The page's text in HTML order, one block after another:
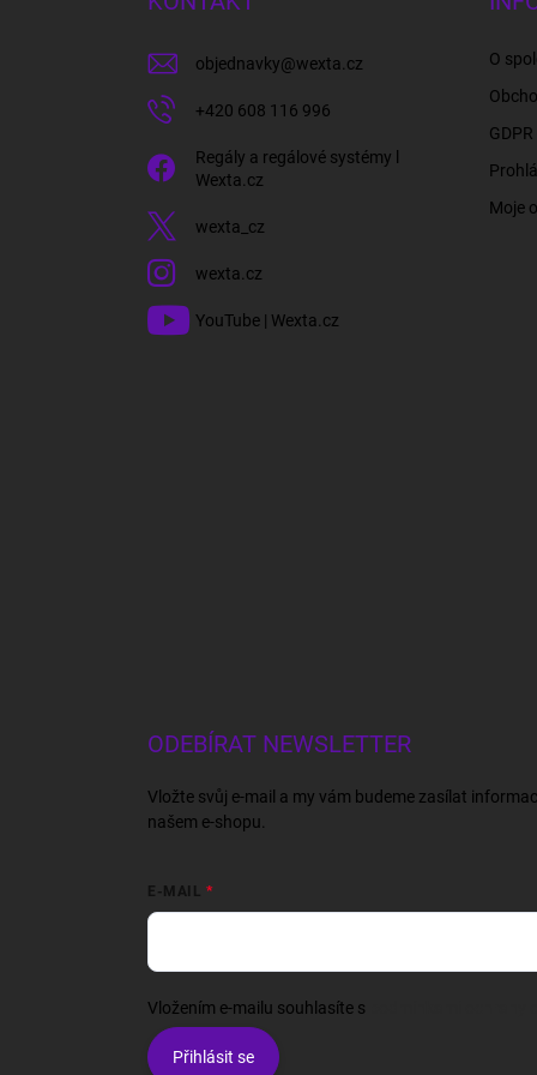
objednavky@wexta.cz
+420 608 116 996
Regály a regálové systémy l
Wexta.cz
wexta_cz
wexta.cz
YouTube | Wexta.cz
O
Moje
ODEBÍRAT NEWSLETTER
Vložte svůj e-mail a my vám budeme zasílat
našem e-shopu.
E-MAIL
Vložením e-mailu souhlasíte s
Přihlásit se